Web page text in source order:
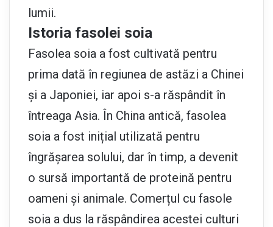
lumii.
Istoria fasolei soia
Fasolea soia a fost cultivată pentru
prima dată în regiunea de astăzi a Chinei
și a Japoniei, iar apoi s-a răspândit în
întreaga Asia. În China antică, fasolea
soia a fost inițial utilizată pentru
îngrășarea solului, dar în timp, a devenit
o sursă importantă de proteină pentru
oameni și animale. Comerțul cu fasole
soia a dus la răspândirea acestei culturi